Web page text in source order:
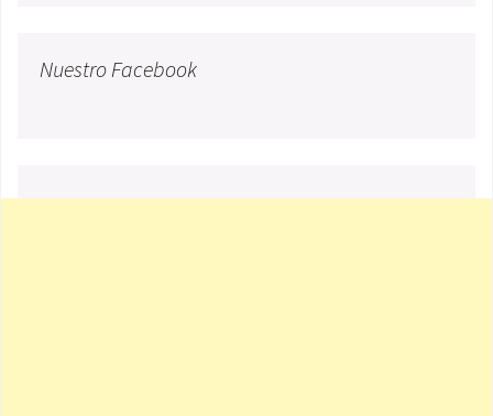
Nuestro Facebook